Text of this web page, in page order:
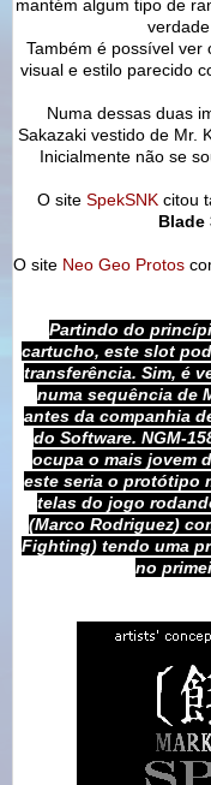
mantém algum tipo de
Também é possível ver
visual e estilo parecido
Numa dessas duas
Sakazaki vestido de Mr.
Inicialmente não se
O site SpekSNK citou
Blade
O site Neo Geo Protos
Partindo do
cartucho, este slot
transferência. Sim, é
numa sequência de
antes da companhia
do Software. NGM-
ocupa o mais jovem
este seria o protótipo
telas do jogo
(Marco Rodriguez)
Fighting) tendo uma
no